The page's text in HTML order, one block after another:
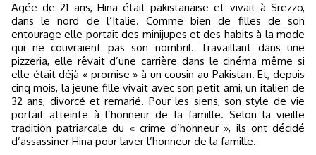
Agée de 21 ans, Hina était pakistanaise et vivait à Srezzo,
dans le nord de l’Italie. Comme bien de filles de son
entourage elle portait des minijupes et des habits à la mode
qui ne couvraient pas son nombril. Travaillant dans une
pizzeria, elle rêvait d’une carrière dans le cinéma même si
elle était déjà « promise » à un cousin au Pakistan. Et, depuis
cinq mois, la jeune fille vivait avec son petit ami, un italien de
32 ans, divorcé et remarié. Pour les siens, son style de vie
portait atteinte à l’honneur de la famille. Selon la vieille
tradition patriarcale du « crime d’honneur », ils ont décidé
d’assassiner Hina pour laver l’honneur de la famille.